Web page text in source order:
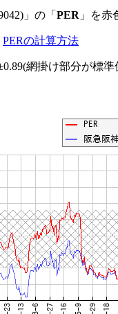
」の「 PER 」を赤
PERの計算方法
網掛け部分が標準